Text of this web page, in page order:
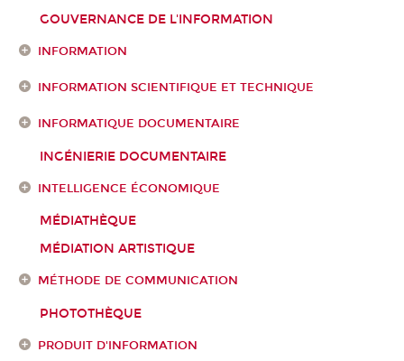
GOUVERNANCE DE L'INFORMATION
INFORMATION
INFORMATION SCIENTIFIQUE ET TECHNIQUE
INFORMATIQUE DOCUMENTAIRE
INGÉNIERIE DOCUMENTAIRE
INTELLIGENCE ÉCONOMIQUE
MÉDIATHÈQUE
MÉDIATION ARTISTIQUE
MÉTHODE DE COMMUNICATION
PHOTOTHÈQUE
PRODUIT D'INFORMATION